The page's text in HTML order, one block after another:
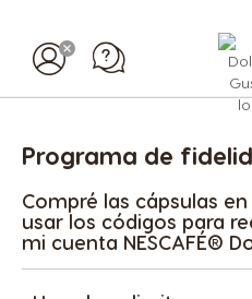
Programa de
Compré las cápsulas
usar los códigos para
mi cuenta NESCAFÉ®